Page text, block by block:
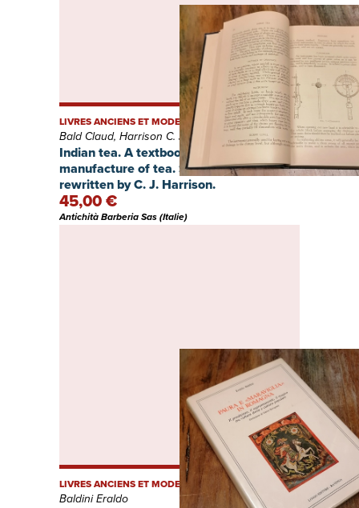
Indian tea. A textbook on the culture and
manufacture of tea. Sixth edition
rewritten by C. J. Harrison.
LIVRES ANCIENS ET MODERNES
Bald Claud, Harrison C. J.
45,00 €
Antichità Barberia Sas (Italie)
LIVRES ANCIENS ET MODERNES
Baldini Eraldo